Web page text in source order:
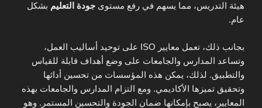
هيئة التدريس، مما يسهم في رفع مستوى جودة التعليم بشكل
عام.
بجانب ذلك، تعمل معايير ISO على توحيد أساليب العمل،
وتساعد المدارس والجامعات على وضع أهداف قابلة للقياس
والتطبيق. لذلك، يمكن هذه المؤسسات من تحسين أدائها
وتحقيق تميزها الأكاديمي. ومع التزام المدارس والجامعات بهذه
المعايير، يصبح بإمكانها ضمان الجودة والتحسين المستمر. وهو